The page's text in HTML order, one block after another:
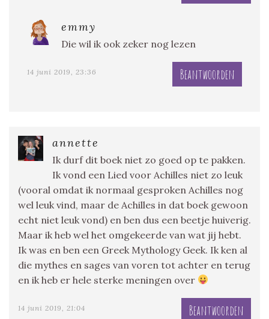
emmy
Die wil ik ook zeker nog lezen
14 juni 2019, 23:36 Beantwoorden
annette
Ik durf dit boek niet zo goed op te pakken.
Ik vond een Lied voor Achilles niet zo leuk
(vooral omdat ik normaal gesproken Achilles nog
wel leuk vind, maar de Achilles in dat boek gewoon
echt niet leuk vond) en ben dus een beetje huiverig.
Maar ik heb wel het omgekeerde van wat jij hebt.
Ik was en ben een Greek Mythology Geek. Ik ken al
die mythes en sages van voren tot achter en terug
en ik heb er hele sterke meningen over
14 juni 2019, 21:04 Beantwoorden